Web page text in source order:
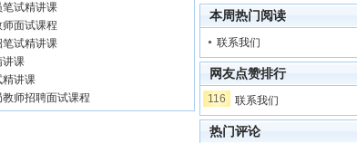
笔试精讲课
师面试课程
笔试精讲课
讲课
精讲课
师招聘面试课程
本周热门阅读
联系我们
网友点赞排行
116 联系我们
热门评论